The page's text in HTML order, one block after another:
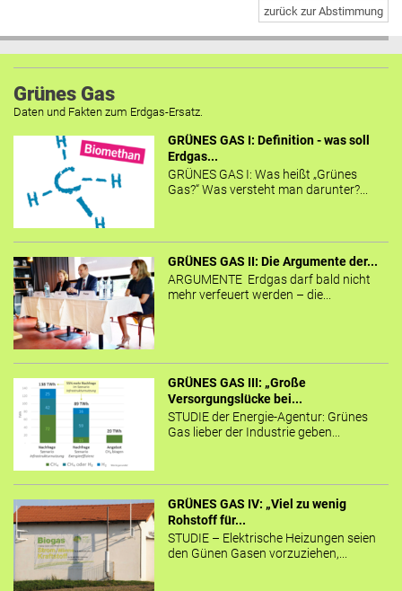
zurück zur Abstimmung
Grünes Gas
Daten und Fakten zum Erdgas-Ersatz.
GRÜNES GAS I: Definition - was soll
Erdgas...
GRÜNES GAS I: Was heißt „Grünes
Gas?“ Was versteht man darunter?...
GRÜNES GAS II: Die Argumente der...
ARGUMENTE Erdgas darf bald nicht
mehr verfeuert werden – die...
GRÜNES GAS III: „Große
Versorgungslücke bei...
STUDIE der Energie-Agentur: Grünes
Gas lieber der Industrie geben...
GRÜNES GAS IV: „Viel zu wenig
Rohstoff für...
STUDIE – Elektrische Heizungen seien
den Günen Gasen vorzuziehen,...